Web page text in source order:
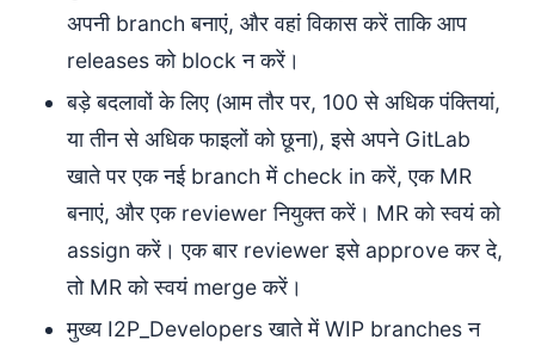
अपनी branch बनाएं, और वहां विकास करें ताकि आप
releases को block न करें।
बड़े बदलावों के लिए (आम तौर पर, 100 से अधिक पंक्तियां,
या तीन से अधिक फाइलों को छूना), इसे अपने GitLab
खाते पर एक नई branch में check in करें, एक MR
बनाएं, और एक reviewer नियुक्त करें। MR को स्वयं को
assign करें। एक बार reviewer इसे approve कर दे,
तो MR को स्वयं merge करें।
मुख्य I2P_Developers खाते में WIP branches न